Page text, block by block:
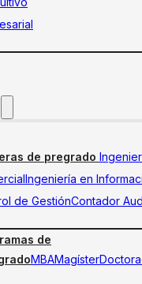
de pregrado
Ingeniería en
de GestiónContador
de
MBAMagíster